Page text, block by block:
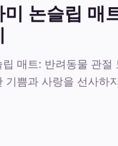
논슬립 매
매트: 반려동물 관
기쁨과 사랑을 선사하